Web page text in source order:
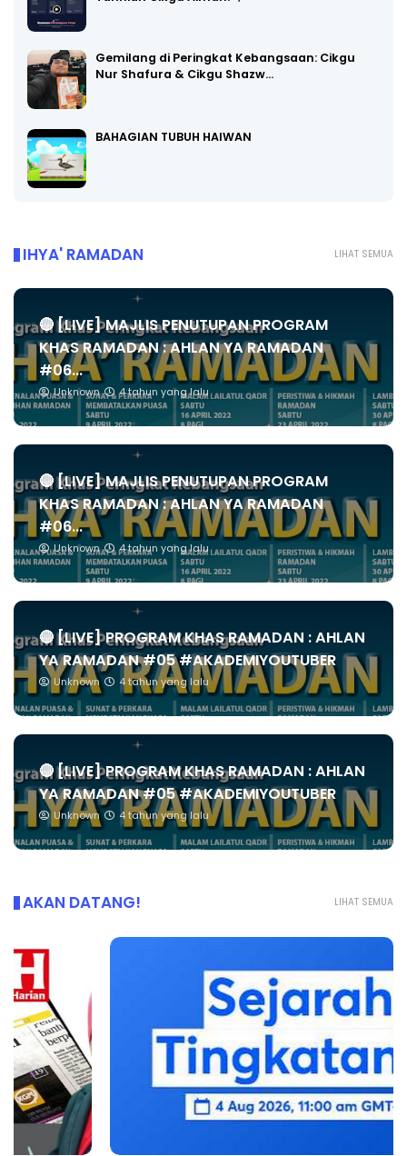
Gemilang di Peringkat Kebangsaan: Cikgu
Nur Shafura & Cikgu Shazw…
BAHAGIAN TUBUH HAIWAN
LIHAT SEMUA
IHYA' RAMADAN
🔴 [LIVE] MAJLIS PENUTUPAN PROGRAM
KHAS RAMADAN : AHLAN YA RAMADAN
#06...
Unknown 4 tahun yang lalu
🔴 [LIVE] MAJLIS PENUTUPAN PROGRAM
KHAS RAMADAN : AHLAN YA RAMADAN
#06...
Unknown 4 tahun yang lalu
🔴 [LIVE] PROGRAM KHAS RAMADAN : AHLAN
YA RAMADAN #05 #AKADEMIYOUTUBER
Unknown 4 tahun yang lalu
🔴 [LIVE] PROGRAM KHAS RAMADAN : AHLAN
YA RAMADAN #05 #AKADEMIYOUTUBER
Unknown 4 tahun yang lalu
LIHAT SEMUA
AKAN DATANG!